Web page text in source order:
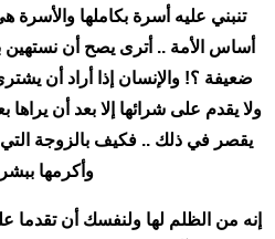
تنبني عليه أسرة بكاملها
أساس الأمة .. أترى يصح أن نستهين
ضعيفة ؟! والإنسان إذا أراد أن
ولا يقدم على شرائها إلا بعد أن يراها
يقصر في ذلك .. فكيف بالزوجة التي
وأكرمها
إنه من الظلم لها ولنفسك أن تقدما